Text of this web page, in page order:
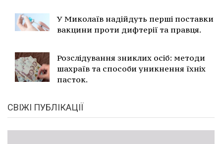
У Миколаїв надійдуть перші поставки
вакцини проти дифтерії та правця.
Розслідування зниклих осіб: методи
шахраїв та способи уникнення їхніх
пасток.
СВІЖІ ПУБЛІКАЦІЇ